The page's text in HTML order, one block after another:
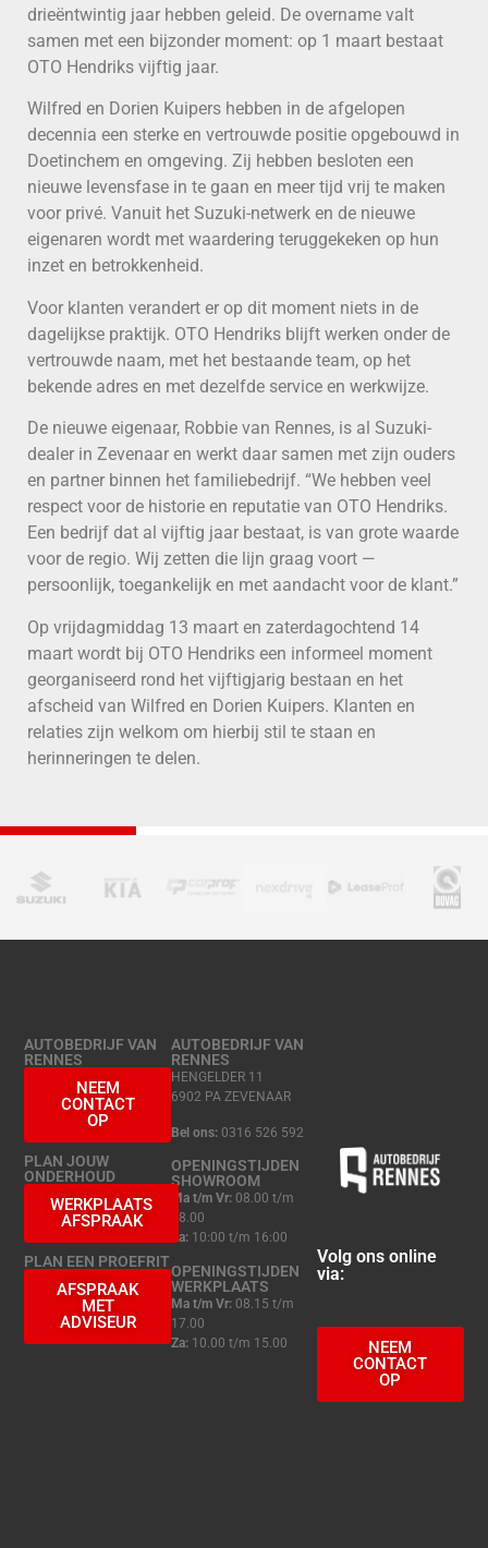
drieëntwintig jaar hebben geleid. De overname valt
samen met een bijzonder moment: op 1 maart bestaat
OTO Hendriks vijftig jaar.
Wilfred en Dorien Kuipers hebben in de afgelopen
decennia een sterke en vertrouwde positie opgebouwd in
Doetinchem en omgeving. Zij hebben besloten een
nieuwe levensfase in te gaan en meer tijd vrij te maken
voor privé. Vanuit het Suzuki-netwerk en de nieuwe
eigenaren wordt met waardering teruggekeken op hun
inzet en betrokkenheid.
Voor klanten verandert er op dit moment niets in de
dagelijkse praktijk. OTO Hendriks blijft werken onder de
vertrouwde naam, met het bestaande team, op het
bekende adres en met dezelfde service en werkwijze.
De nieuwe eigenaar, Robbie van Rennes, is al Suzuki-
dealer in Zevenaar en werkt daar samen met zijn ouders
en partner binnen het familiebedrijf. “We hebben veel
respect voor de historie en reputatie van OTO Hendriks.
Een bedrijf dat al vijftig jaar bestaat, is van grote waarde
voor de regio. Wij zetten die lijn graag voort —
persoonlijk, toegankelijk en met aandacht voor de klant.”
Op vrijdagmiddag 13 maart en zaterdagochtend 14
maart wordt bij OTO Hendriks een informeel moment
georganiseerd rond het vijftigjarig bestaan en het
afscheid van Wilfred en Dorien Kuipers. Klanten en
relaties zijn welkom om hierbij stil te staan en
herinneringen te delen.
Volg ons online
via:
NEEM
CONTACT
OP
AUTOBEDRIJF VAN
RENNES
HENGELDER 11
6902 PA ZEVENAAR
Bel ons:0316 526 592
OPENINGSTIJDEN
SHOWROOM
Ma t/m Vr:08.00 t/m
18.00
Za:10:00 t/m 16:00
OPENINGSTIJDEN
WERKPLAATS
Ma t/m Vr:08.15 t/m
17.00
Za:10.00 t/m 15.00
AUTOBEDRIJF VAN
RENNES
NEEM
CONTACT
OP
PLAN JOUW
ONDERHOUD
WERKPLAATS
AFSPRAAK
PLAN EEN PROEFRIT
AFSPRAAK
MET
ADVISEUR